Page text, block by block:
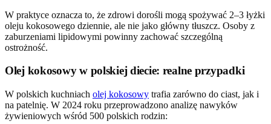
W praktyce oznacza to, że zdrowi dorośli mogą spożywać 2–3 łyżki
oleju kokosowego dziennie, ale nie jako główny tłuszcz. Osoby z
zaburzeniami lipidowymi powinny zachować szczególną
ostrożność.
Olej kokosowy w polskiej diecie: realne przypadki
W polskich kuchniach olej kokosowy trafia zarówno do ciast, jak i
na patelnię. W 2024 roku przeprowadzono analizę nawyków
żywieniowych wśród 500 polskich rodzin: